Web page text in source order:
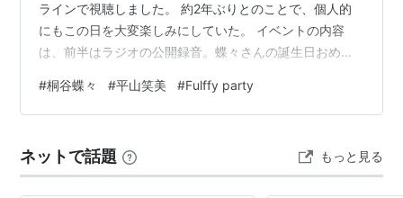
ラインで視聴しました。 約2年ぶりとのことで、個人的
にもこの日を大変楽しみにしていた。 イベントの内容
は、前半はラジオの公開録音。蝶々さんの誕生日おめで
ント抽選会といった具合。 ラジオの公開録音では、今回
桐谷蝶々さんの誕生日に行われているので蝶々さんの誕
送っていたけど読まれず…残念。 そのあと、テーマメー
ルやコーナーメールが披露され、予め言われていたよう
#桐谷蝶々 #平山笑美 #Fulffy party
ネットで話題 もっと見る